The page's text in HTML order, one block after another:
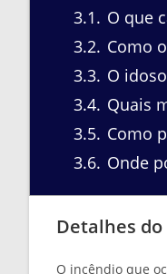
3.1
O que
3.2 Como
3.3 O
3.4 Quais
3.5 Como
3.6 Onde
Detalhes
O incêndio que